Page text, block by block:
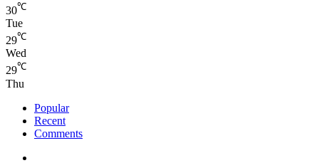
30℃
Tue
29℃
Wed
29℃
Thu
Popular
Recent
Comments